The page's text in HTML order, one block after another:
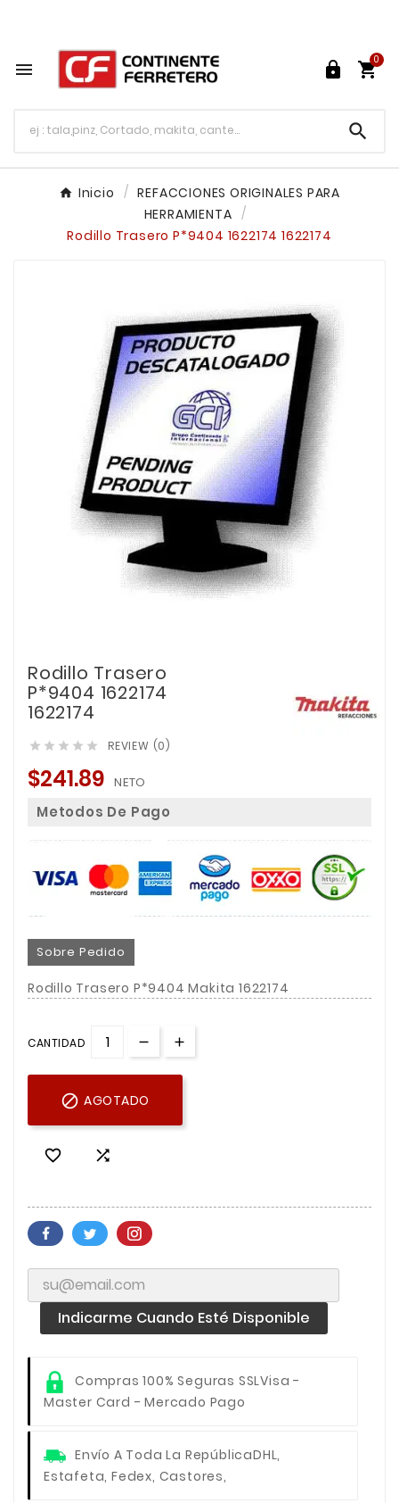
  
0

Inicio
REFACCIONES ORIGINALES PARA
HERRAMIENTA
Rodillo Trasero P*9404 1622174 1622174
Rodillo Trasero
P*9404 1622174
1622174
     REVIEW (0)
$241.89 NETO
Metodos De Pago
Sobre Pedido
Rodillo Trasero P*9404 Makita 1622174
CANTIDAD
 AGOTADO
 
Indicarme Cuando Esté Disponible
Compras 100% Seguras SSLVisa -
Master Card - Mercado Pago
Envío A Toda La RepúblicaDHL,
Estafeta, Fedex, Castores,